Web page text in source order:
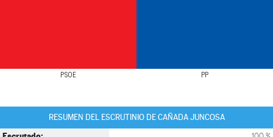
PSOE PP
RESUMEN DEL ESCRUTINIO DE CAÑADA JUNCOSA